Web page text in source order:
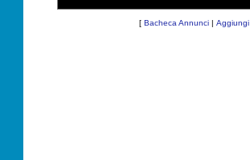
[ Bacheca Annunci|